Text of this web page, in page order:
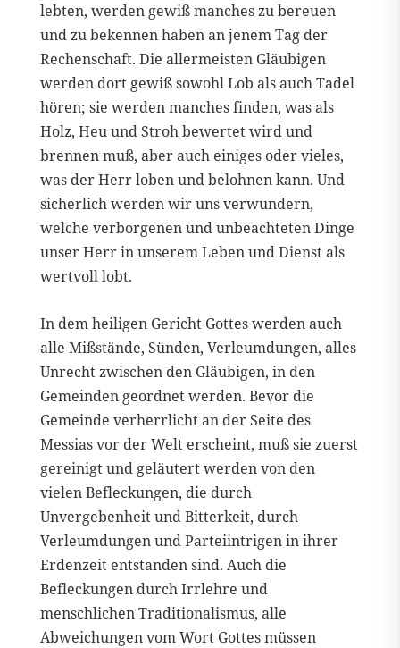
lebten, werden gewiß manches zu bereuen
und zu bekennen haben an jenem Tag der
Rechenschaft. Die allermeisten Gläubigen
werden dort gewiß sowohl Lob als auch Tadel
hören; sie werden manches finden, was als
Holz, Heu und Stroh bewertet wird und
brennen muß, aber auch einiges oder vieles,
was der Herr loben und belohnen kann. Und
sicherlich werden wir uns verwundern,
welche verborgenen und unbeachteten Dinge
unser Herr in unserem Leben und Dienst als
wertvoll lobt.
In dem heiligen Gericht Gottes werden auch
alle Mißstände, Sünden, Verleumdungen, alles
Unrecht zwischen den Gläubigen, in den
Gemeinden geordnet werden. Bevor die
Gemeinde verherrlicht an der Seite des
Messias vor der Welt erscheint, muß sie zuerst
gereinigt und geläutert werden von den
vielen Befleckungen, die durch
Unvergebenheit und Bitterkeit, durch
Verleumdungen und Parteiintrigen in ihrer
Erdenzeit entstanden sind. Auch die
Befleckungen durch Irrlehre und
menschlichen Traditionalismus, alle
Abweichungen vom Wort Gottes müssen